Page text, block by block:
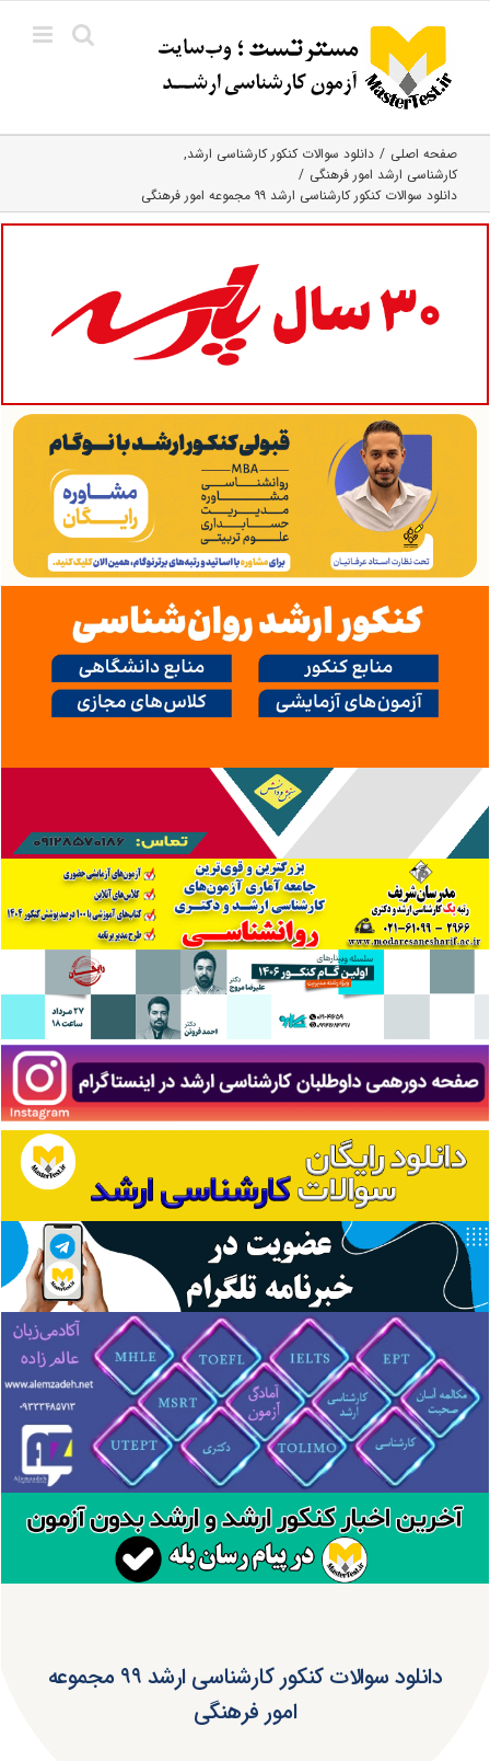
content
صفحه اصلی
دانلود سوالات کنکور کارشناسی ارشد
کارشناسی ارشد امور فرهنگی
دانلود سوالات کنکور کارشناسی ارشد ۹۹ مجموعه امور فرهنگی
دانلود سوالات کنکور کارشناسی ارشد ۹۹ مجموعه
امور فرهنگی